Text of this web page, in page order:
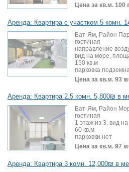
Цена за кв.м. 100
Аренда: Квартира с участком 5 комн.
Бат-Ям, Район
гостиная
направление
вид на море,
150 кв.м
парковка
Цена за кв.м. 93 ₪
Аренда: Квартира 2.5 комн. 5,800₪ в
Бат-Ям, Район
гостиная
1 этаж из 3, вид
60 кв.м
парковки нет
Цена за кв.м. 97 ₪
Аренда: Квартира 3 комн. 12,000₪ в